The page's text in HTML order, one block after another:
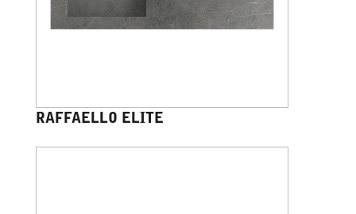
RAFFAELLO ELITE